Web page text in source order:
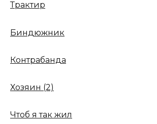
Трактир
Биндюжник
Контрабанда
Хозяин (2)
Чтоб я так жил